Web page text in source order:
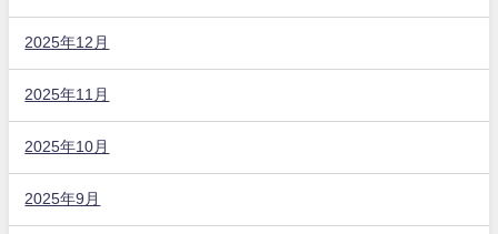
2025年12月
2025年11月
2025年10月
2025年9月